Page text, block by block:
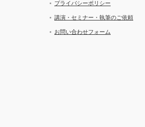
プライバシーポリシー
講演・セミナー・執筆のご依頼
お問い合わせフォーム